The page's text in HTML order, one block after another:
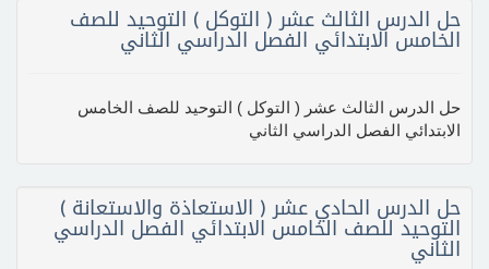
حل الدرس الثالث عشر ( التوكل ) التوحيد للصف
الخامس الابتدائي الفصل الدراسي الثاني
حل الدرس الثالث عشر ( التوكل ) التوحيد للصف الخامس
الابتدائي الفصل الدراسي الثاني
حل الدرس الحادي عشر ( الاستعاذة والاستعانة )
التوحيد للصف الخامس الابتدائي الفصل الدراسي
الثاني